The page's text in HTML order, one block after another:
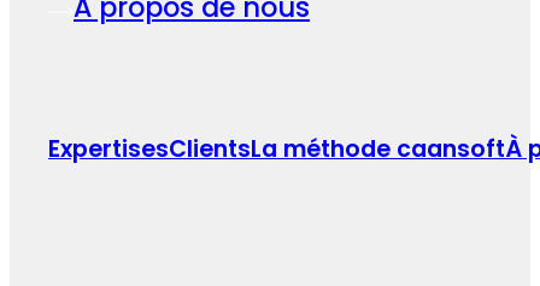
ExpertisesClientsLa méthode caansoftÀ